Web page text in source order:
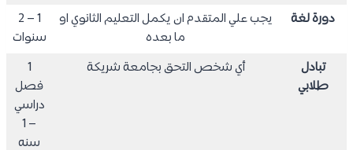
دورة لغة
يجب علي المتقدم ان يكمل التعليم الثانوي او
ما بعده
1 – 2
سنوات
تبادل
طلابي
أي شخص التحق بجامعة شريكة
1
فصل
دراسي
– 1
سنه